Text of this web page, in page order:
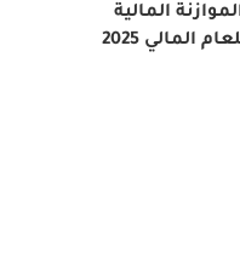
المالية
في مصر للعام المالي 2025